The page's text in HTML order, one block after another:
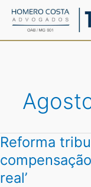
para
Reforma
real’
Reforma
Fazenda
estuda